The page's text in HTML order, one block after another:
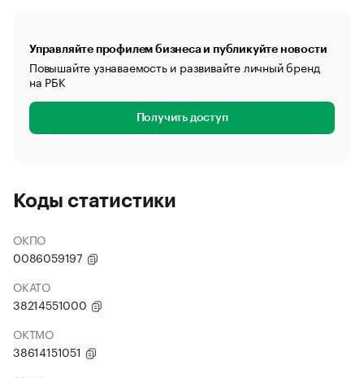
Управляйте профилем бизнеса и публикуйте новости
Повышайте узнаваемость и развивайте личный бренд
на РБК
Получить доступ
Коды статистики
ОКПО
0086059197
ОКАТО
38214551000
ОКТМО
38614151051